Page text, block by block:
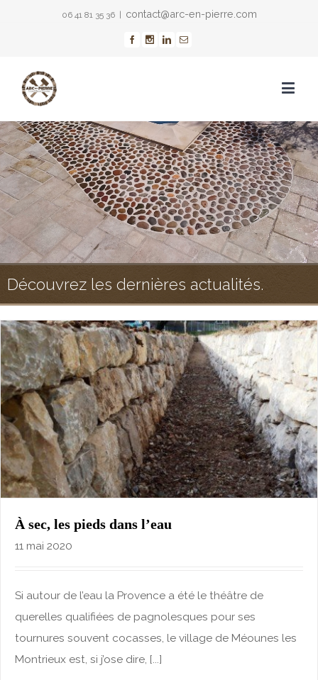
06 41 81 35 36 contact@arc-en-pierre.com
Découvrez les dernières actualités.
À sec, les pieds dans l’eau
11 mai 2020
Si autour de l’eau la Provence a été le théâtre de
querelles qualifiées de pagnolesques pour ses
tournures souvent cocasses, le village de Méounes les
Montrieux est, si j’ose dire, [...]